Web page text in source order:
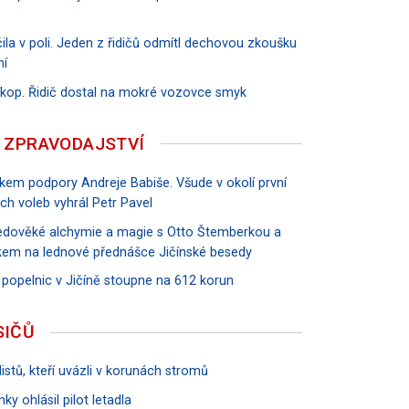
v poli. Jeden z řidičů odmítl dechovou zkoušku
Řidič dostal na mokré vozovce smyk
podpory Andreje Babiše. Všude v okolí první
voleb vyhrál Petr Pavel
alchymie a magie s Otto Štemberkou a
na lednové přednášce Jičínské besedy
v Jičíně stoupne na 612 korun
kteří uvázli v korunách stromů
ohlásil pilot letadla